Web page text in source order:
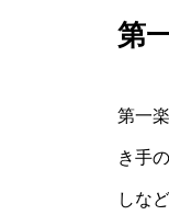
第
第一
き手
しな